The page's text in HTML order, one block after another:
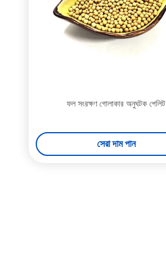
ফল সংরক্ষণ গোলাকার অনুঘটক পেলিট
সেরা দাম পান